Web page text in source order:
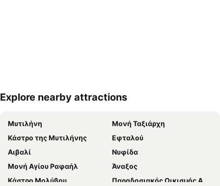
Ανάπτυξη χάρτη
Explore nearby attractions
Μυτιλήνη
Μονή Ταξιάρχη
Κάστρο της Μυτιλήνης
Εφταλού
Αιβαλί
Νυφίδα
Μονή Αγίου Ραφαήλ
Άναξος
Κάστρο Μολύβου
Παραδοσιακός Οικισμός Αγιάσου